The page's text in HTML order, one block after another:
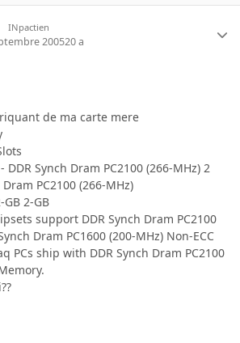
INpactien
200520 a
de ma carte mere
DDR Synch Dram PC2100 (266-MHz) 2
PC2100 (266-MHz)
2-GB
support DDR Synch Dram PC2100
Dram PC1600 (200-MHz) Non-ECC
PCs ship with DDR Synch Dram PC2100